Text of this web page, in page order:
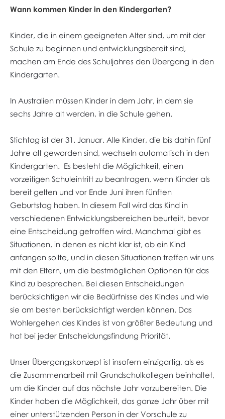
Wann kommen Kinder in den Kindergarten?
Kinder, die in einem geeigneten Alter sind, um mit der
Schule zu beginnen und entwicklungsbereit sind,
machen am Ende des Schuljahres den Übergang in den
Kindergarten.
In Australien müssen Kinder in dem Jahr, in dem sie
sechs Jahre alt werden, in die Schule gehen.
Stichtag ist der 31. Januar. Alle Kinder, die bis dahin fünf
Jahre alt geworden sind, wechseln automatisch in den
Kindergarten. Es besteht die Möglichkeit, einen
vorzeitigen Schuleintritt zu beantragen, wenn Kinder als
bereit gelten und vor Ende Juni ihren fünften
Geburtstag haben. In diesem Fall wird das Kind in
verschiedenen Entwicklungsbereichen beurteilt, bevor
eine Entscheidung getroffen wird. Manchmal gibt es
Situationen, in denen es nicht klar ist, ob ein Kind
anfangen sollte, und in diesen Situationen treffen wir uns
mit den Eltern, um die bestmöglichen Optionen für das
Kind zu besprechen. Bei diesen Entscheidungen
berücksichtigen wir die Bedürfnisse des Kindes und wie
sie am besten berücksichtigt werden können. Das
Wohlergehen des Kindes ist von größter Bedeutung und
hat bei jeder Entscheidungsfindung Priorität.
Unser Übergangskonzept ist insofern einzigartig, als es
die Zusammenarbeit mit Grundschulkollegen beinhaltet,
um die Kinder auf das nächste Jahr vorzubereiten. Die
Kinder haben die Möglichkeit, das ganze Jahr über mit
einer unterstützenden Person in der Vorschule zu